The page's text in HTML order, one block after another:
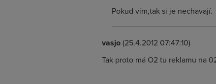
Pokud vím,tak si je nechavají.
vasjo(25.4.2012 07:47:10)
Tak proto má O2 tu reklamu na